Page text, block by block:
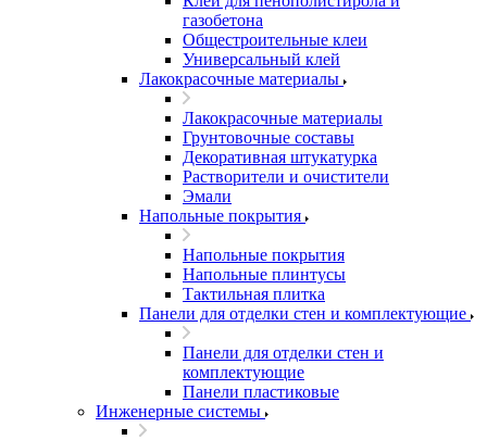
газобетона
Общестроительные клеи
Универсальный клей
Лакокрасочные материалы
Лакокрасочные материалы
Грунтовочные составы
Декоративная штукатурка
Растворители и очистители
Эмали
Напольные покрытия
Напольные покрытия
Напольные плинтусы
Тактильная плитка
Панели для отделки стен и комплектующие
Панели для отделки стен и
комплектующие
Панели пластиковые
Инженерные системы